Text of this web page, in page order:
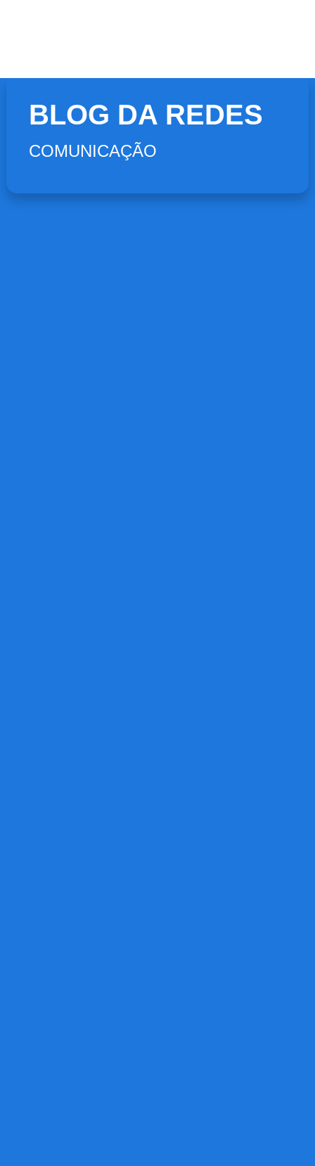
BLOG DA REDES
COMUNICAÇÃO